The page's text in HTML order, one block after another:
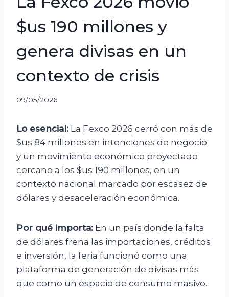
$us 190 millones y
genera divisas en un
contexto de crisis
09/05/2026
Lo esencial: La Fexco 2026 cerró con más de
$us 84 millones en intenciones de negocio
y un movimiento económico proyectado
cercano a los $us 190 millones, en un
contexto nacional marcado por escasez de
dólares y desaceleración económica.
Por qué importa: En un país donde la falta
de dólares frena las importaciones, créditos
e inversión, la feria funcionó como una
plataforma de generación de divisas más
que como un espacio de consumo masivo.